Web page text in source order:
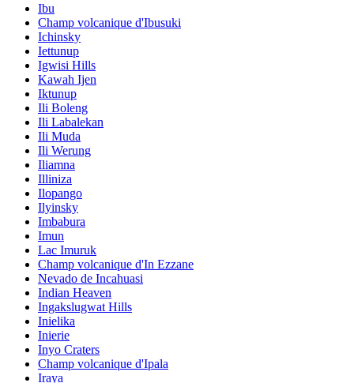
Ibu
Champ volcanique d'Ibusuki
Ichinsky
Iettunup
Igwisi Hills
Kawah Ijen
Iktunup
Ili Boleng
Ili Labalekan
Ili Muda
Ili Werung
Iliamna
Illiniza
Ilopango
Ilyinsky
Imbabura
Imun
Lac Imuruk
Champ volcanique d'In Ezzane
Nevado de Incahuasi
Indian Heaven
Ingakslugwat Hills
Inielika
Inierie
Inyo Craters
Champ volcanique d'Ipala
Iraya